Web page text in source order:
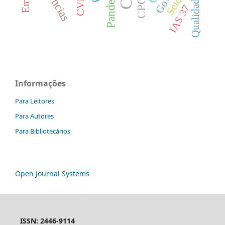
IAS 37
Informações
Para Leitores
Para Autores
Para Bibliotecários
Open Journal Systems
ISSN: 2446-9114